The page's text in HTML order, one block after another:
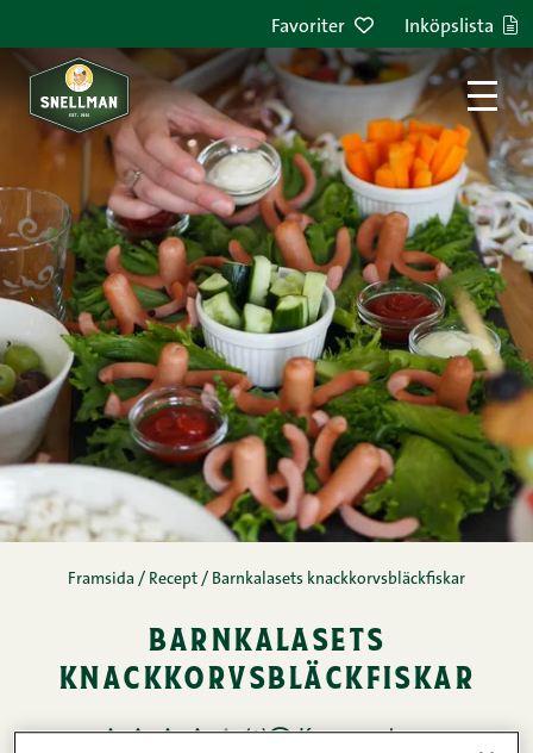
Favoriter Inköpslista
Framsida / Recept / Barnkalasets knackkorvsbläckfiskar
barnkalasets
knackkorvsbläckfiskar
1 2 3 4 5 (1) Kommentarer